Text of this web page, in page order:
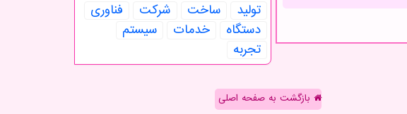
تولید ساخت شركت
فناوری
دستگاه
خدمات
سیستم
تجربه
بازگشت به صفحه اصلی